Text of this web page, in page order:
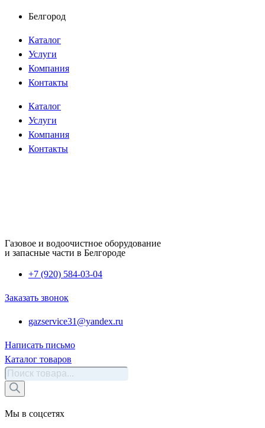
Перейти
содержимому
Белгород
Каталог
Услуги
Компания
Контакты
Каталог
Услуги
Компания
Контакты
Газовое и водоочистное оборудование
и запасные части в Белгороде
+7 (920) 584-03-04
Заказать звонок
gazservice31@yandex.ru
Написать письмо
Каталог товаров
Поиск
товаров
Мы в соцсетях